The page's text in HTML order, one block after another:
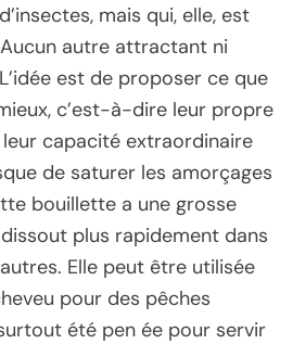
mais qui, elle, est
autre attractant ni
est de proposer ce que
c’est-à-dire leur propre
capacité extraordinaire
de saturer les amorçages
bouillette a une grosse
plus rapidement dans
Elle peut être utilisée
pour des pêches
été pen ée pour servir